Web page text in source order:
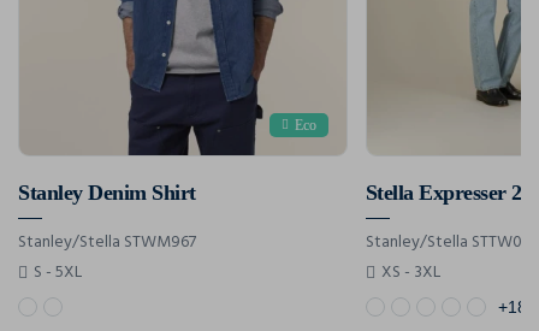
Eco
Stanley Denim Shirt
Stanley/Stella STWM967
S - 5XL
Stella Expresser 2.0
Stanley/Stella STTW079
XS - 3XL
+18